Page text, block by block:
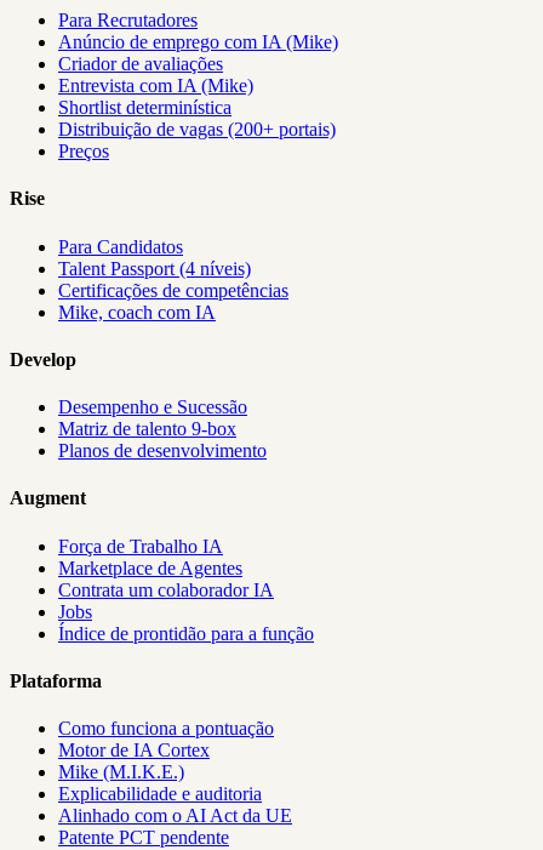
Para Recrutadores
Anúncio de emprego com IA (Mike)
Criador de avaliações
Entrevista com IA (Mike)
Shortlist determinística
Distribuição de vagas (200+ portais)
Preços
Rise
Para Candidatos
Talent Passport (4 níveis)
Certificações de competências
Mike, coach com IA
Develop
Desempenho e Sucessão
Matriz de talento 9-box
Planos de desenvolvimento
Augment
Força de Trabalho IA
Marketplace de Agentes
Contrata um colaborador IA
Jobs
Índice de prontidão para a função
Plataforma
Como funciona a pontuação
Motor de IA Cortex
Mike (M.I.K.E.)
Explicabilidade e auditoria
Alinhado com o AI Act da UE
Patente PCT pendente